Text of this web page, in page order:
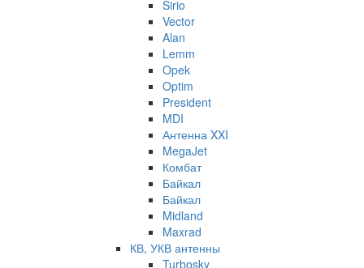
Sirio
Vector
Alan
Lemm
Opek
Optim
President
MDI
Антенна XXI
MegaJet
Комбат
Байкал
Байкал
Midland
Maxrad
КВ, УКВ антенны
Turbosky